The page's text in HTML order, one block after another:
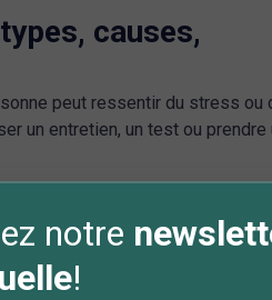
causes,
peut ressentir du stress ou
un entretien, un test ou prendre
notre
!